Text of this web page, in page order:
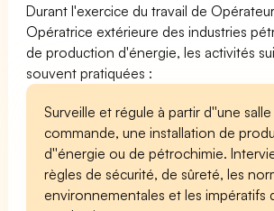
Durant l'exercice du travail de
Opératrice extérieure des industries
de production d'énergie, les activités
souvent pratiquées :
Surveille et régule à partir d''une
commande, une installation de
d''énergie ou de pétrochimie.
règles de sécurité, de sûreté, les
environnementales et les impératifs